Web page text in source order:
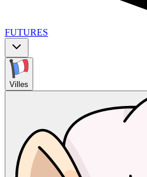
FUTURES
Villes